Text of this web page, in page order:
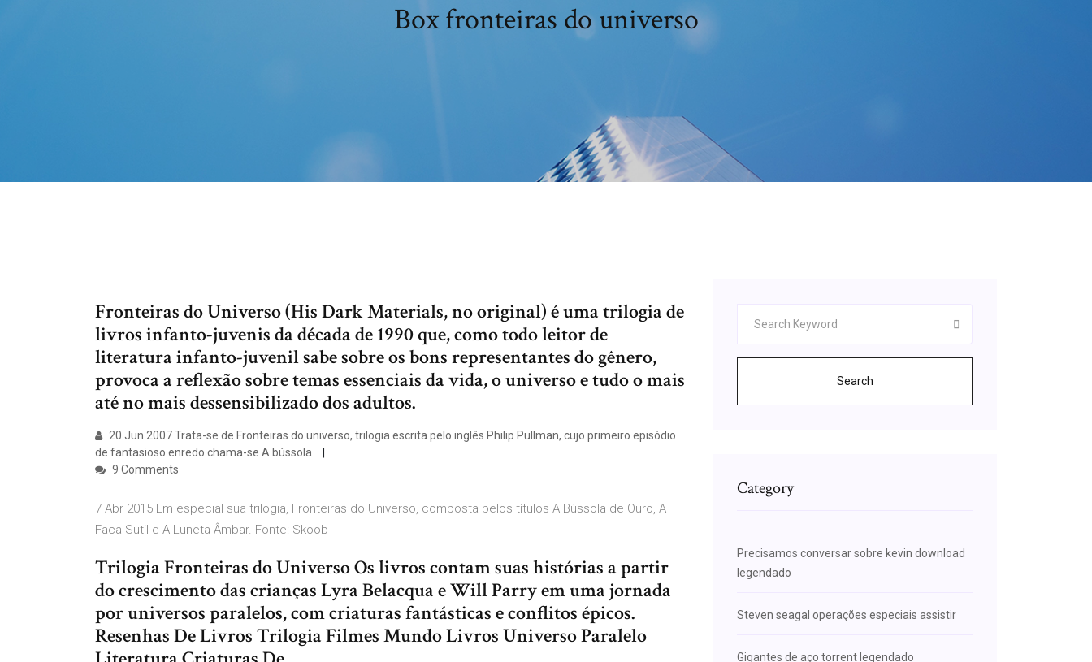
Box fronteiras do universo
Fronteiras do Universo (His Dark Materials, no original) é uma trilogia de
livros infanto-juvenis da década de 1990 que, como todo leitor de
literatura infanto-juvenil sabe sobre os bons representantes do gênero,
provoca a reflexão sobre temas essenciais da vida, o universo e tudo o mais
até no mais dessensibilizado dos adultos.
20 Jun 2007 Trata-se de Fronteiras do universo, trilogia escrita pelo inglês Philip Pullman, cujo primeiro episódio
de fantasioso enredo chama-se A bússola
9 Comments
7 Abr 2015 Em especial sua trilogia, Fronteiras do Universo, composta pelos títulos A Bússola de Ouro, A
Faca Sutil e A Luneta Âmbar. Fonte: Skoob -
Trilogia Fronteiras do Universo Os livros contam suas histórias a partir
do crescimento das crianças Lyra Belacqua e Will Parry em uma jornada
por universos paralelos, com criaturas fantásticas e conflitos épicos.
Resenhas De Livros Trilogia Filmes Mundo Livros Universo Paralelo
Search
Category
Precisamos conversar sobre kevin download
legendado
Steven seagal operações especiais assistir
Gigantes de aço torrent legendado